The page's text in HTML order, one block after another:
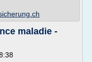
maladie -